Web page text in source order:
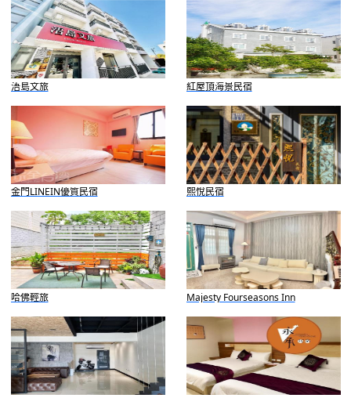
浯島文旅 紅屋頂海景民宿
金門LINEIN優質民宿 熙悅民宿
哈佛輕旅 Majesty Fourseasons Inn